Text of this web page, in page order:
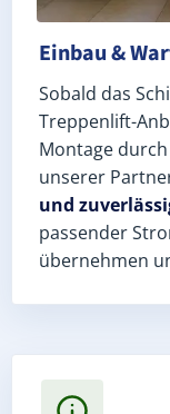
Einbau &
Sobald das
Treppenlift-
Montage
unserer
und
passender
übernehmen